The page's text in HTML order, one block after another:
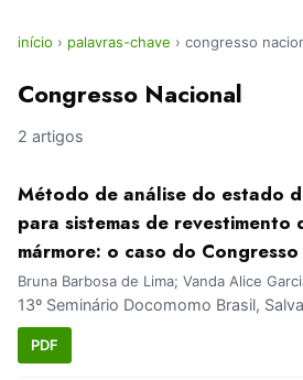
início › palavras-chave › congresso
Congresso Nacional
2 artigos
Método de análise do estado
para sistemas de revestimento
mármore: o caso do
Bruna Barbosa de Lima; Vanda Alice
13º Seminário Docomomo Brasil,
PDF